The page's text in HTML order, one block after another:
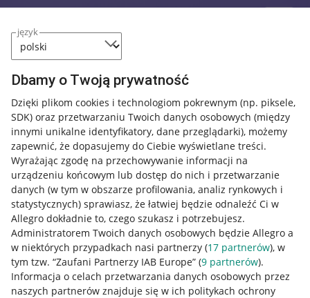
język
Dbamy o Twoją prywatność
Dzięki plikom cookies i technologiom pokrewnym (np. piksele,
SDK) oraz przetwarzaniu Twoich danych osobowych (między
innymi unikalne identyfikatory, dane przeglądarki), możemy
zapewnić, że dopasujemy do Ciebie wyświetlane treści.
Wyrażając zgodę na przechowywanie informacji na
urządzeniu końcowym lub dostęp do nich i przetwarzanie
danych (w tym w obszarze profilowania, analiz rynkowych i
statystycznych) sprawiasz, że łatwiej będzie odnaleźć Ci w
Allegro dokładnie to, czego szukasz i potrzebujesz.
Administratorem Twoich danych osobowych będzie Allegro a
w niektórych przypadkach nasi partnerzy (17 partnerów), w
tym tzw. “Zaufani Partnerzy IAB Europe” (9 partnerów).
Informacja o celach przetwarzania danych osobowych przez
naszych partnerów znajduje się w ich politykach ochrony
Przydatne informacje